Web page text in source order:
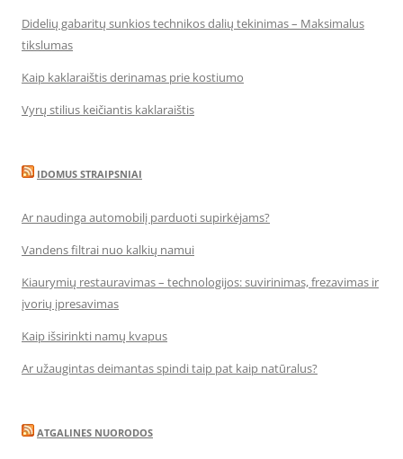
Didelių gabaritų sunkios technikos dalių tekinimas – Maksimalus
tikslumas
Kaip kaklaraištis derinamas prie kostiumo
Vyrų stilius keičiantis kaklaraištis
IDOMUS STRAIPSNIAI
Ar naudinga automobilį parduoti supirkėjams?
Vandens filtrai nuo kalkių namui
Kiaurymių restauravimas – technologijos: suvirinimas, frezavimas ir
įvorių įpresavimas
Kaip išsirinkti namų kvapus
Ar užaugintas deimantas spindi taip pat kaip natūralus?
ATGALINES NUORODOS